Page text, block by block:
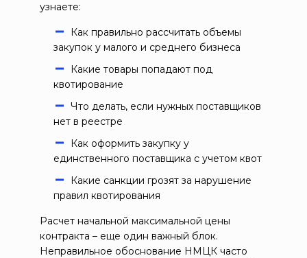
узнаете:
Как правильно рассчитать объемы
закупок у малого и среднего бизнеса
Какие товары попадают под
квотирование
Что делать, если нужных поставщиков
нет в реестре
Как оформить закупку у
единственного поставщика с учетом квот
Какие санкции грозят за нарушение
правил квотирования
Расчет начальной максимальной цены
контракта – еще один важный блок.
Неправильное обоснование НМЦК часто